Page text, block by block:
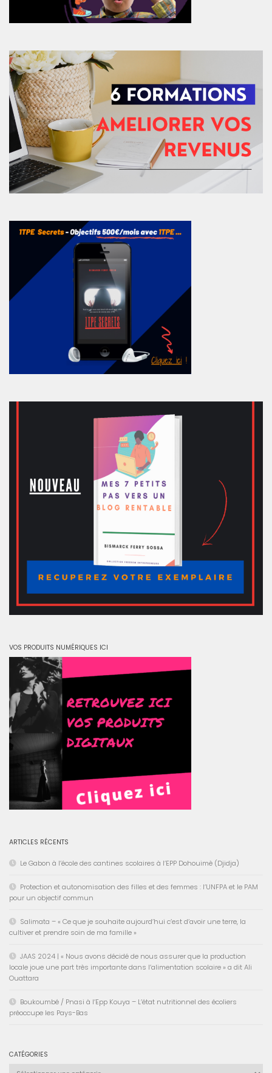
VOS PRODUITS NUMÉRIQUES ICI
ARTICLES RÉCENTS
Le Gabon à l’école des cantines scolaires à l’EPP Dohouimè (Djidja)
Protection et autonomisation des filles et des femmes : l’UNFPA et le PAM
pour un objectif commun
Salimata – « Ce que je souhaite aujourd’hui c’est d’avoir une terre, la
cultiver et prendre soin de ma famille »
JAAS 2024 | « Nous avons décidé de nous assurer que la production
locale joue une part très importante dans l’alimentation scolaire » a dit Ali
Ouattara
Boukoumbé / Pnasi à l’Epp Kouya – L’état nutritionnel des écoliers
préoccupe les Pays-Bas
CATÉGORIES